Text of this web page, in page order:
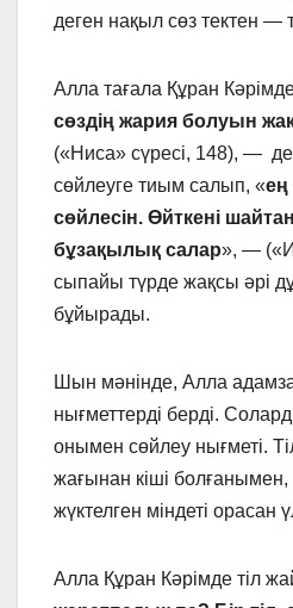
деген нақыл сөз тектен —
Алла тағала Құран
сөздің жария болуын
(«Ниса» сүресі, 148), —
сөйлеуге тиым салып, «ең
сөйлесін. Өйткені
бұзақылық салар», —
сыпайы түрде жақсы әрі
бұйырады.
Шын мәнінде, Алла
нығметтерді берді.
онымен сөйлеу нығметі.
жағынан кіші
жүктелген міндеті орасан
Алла Құран Кәрімде тіл